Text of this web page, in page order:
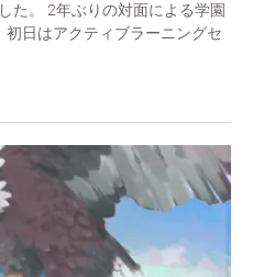
た。 2年ぶりの対面による学園
日はアクティブラーニングセ